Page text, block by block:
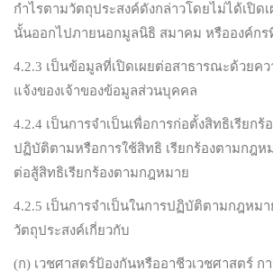
กำไรตามวัตถุประสงค์ดังกล่าวโดยไม่ได้เปิด
นั้นออกไปภายนอกมูลนิธิ สมาคม หรือองค์กร
4.2.3 เป็นข้อมูลที่เปิดเผยต่อสาธารณะด้วยค
แจ้งของเจ้าของข้อมูลส่วนบุคคล
4.2.4 เป็นการจำเป็นเพื่อการก่อตั้งสิทธิเรียก
ปฏิบัติตามหรือการใช้สิทธิ เรียกร้องตามกฎห
ต่อสู้สิทธิเรียกร้องตามกฎหมาย
4.2.5 เป็นการจำเป็นในการปฏิบัติตามกฎหมา
วัตถุประสงค์เกี่ยวกับ
(ก) เวชศาสตร์ป้องกันหรืออาชีวเวชศาสตร์ ก